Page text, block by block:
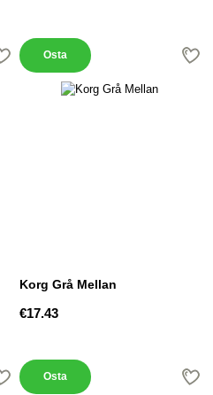
Osta
Korg Grå Mellan
€17.43
Osta